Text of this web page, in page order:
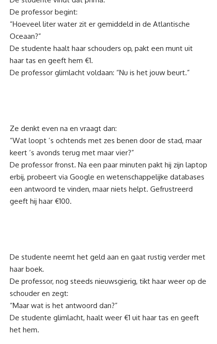
De professor begint:
“Hoeveel liter water zit er gemiddeld in de Atlantische
Oceaan?”
De studente haalt haar schouders op, pakt een munt uit
haar tas en geeft hem €1.
De professor glimlacht voldaan: “Nu is het jouw beurt.”
Ze denkt even na en vraagt dan:
“Wat loopt ’s ochtends met zes benen door de stad, maar
keert ’s avonds terug met maar vier?”
De professor fronst. Na een paar minuten pakt hij zijn laptop
erbij, probeert via Google en wetenschappelijke databases
een antwoord te vinden, maar niets helpt. Gefrustreerd
geeft hij haar €100.
De studente neemt het geld aan en gaat rustig verder met
haar boek.
De professor, nog steeds nieuwsgierig, tikt haar weer op de
schouder en zegt:
“Maar wat is het antwoord dan?”
De studente glimlacht, haalt weer €1 uit haar tas en geeft
het hem.